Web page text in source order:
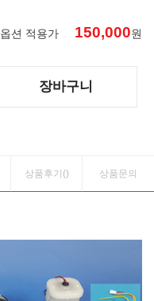
옵션 적용가 150,000원
장바구니
상품후기() 상품문의